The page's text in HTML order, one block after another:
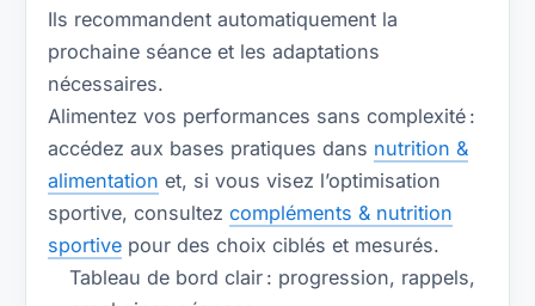
Ils recommandent automatiquement la
prochaine séance et les adaptations
nécessaires.
Alimentez vos performances sans complexité :
accédez aux bases pratiques dans nutrition &
alimentation et, si vous visez l’optimisation
sportive, consultezcompléments & nutrition
sportive pour des choix ciblés et mesurés.
Tableau de bord clair : progression, rappels,